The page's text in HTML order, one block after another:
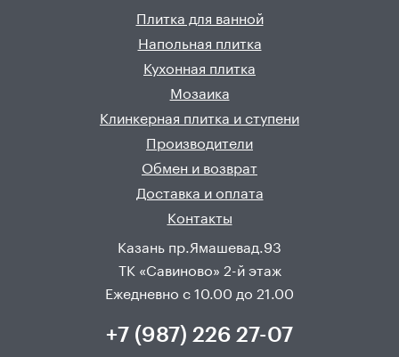
Плитка для ванной
Напольная плитка
Кухонная плитка
Мозаика
Клинкерная плитка и ступени
Производители
Обмен и возврат
Доставка и оплата
Контакты
Казань пр.Ямашевад.93
ТК «Савиново» 2-й этаж
Ежедневно с 10.00 до 21.00
+7 (987) 226 27-07